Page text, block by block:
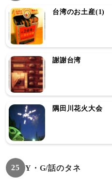
台湾のお土産(1)
謝謝台湾
隅田川花火大会
25 Y・G/話のタネ